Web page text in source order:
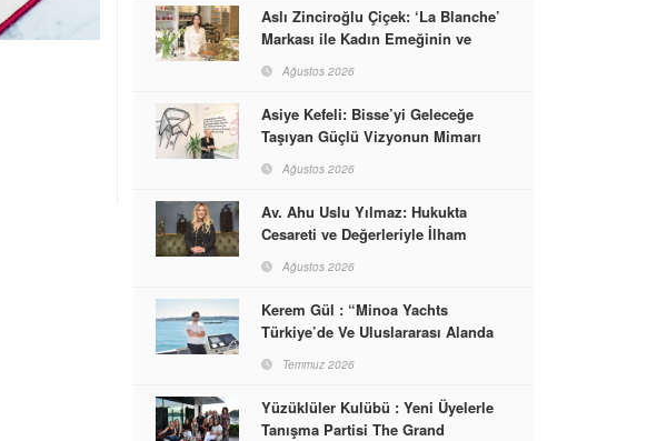
Aslı Zinciroğlu Çiçek: ‘La Blanche’
Markası ile Kadın Emeğinin ve
Başarabileceğinin En Güzel
Örneğini Sunuyor
Ağustos 2026
Asiye Kefeli: Bisse’yi Geleceğe
Taşıyan Güçlü Vizyonun Mimarı
Ağustos 2026
Av. Ahu Uslu Yılmaz: Hukukta
Cesareti ve Değerleriyle İlham
Ağustos 2026
Kerem Gül : “Minoa Yachts
Türkiye’de Ve Uluslararası Alanda
Markası Olacak”
Temmuz 2026
Yüzüklüler Kulübü : Yeni Üyelerle
Tanışma Partisi The Grand